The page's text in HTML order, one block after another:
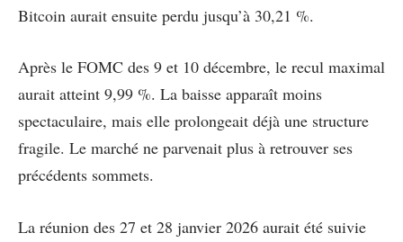
Bitcoin aurait ensuite perdu jusqu’à 30,21 %.
Après le FOMC des 9 et 10 décembre, le recul maximal
aurait atteint 9,99 %. La baisse apparaît moins
spectaculaire, mais elle prolongeait déjà une structure
fragile. Le marché ne parvenait plus à retrouver ses
précédents sommets.
La réunion des 27 et 28 janvier 2026 aurait été suivie